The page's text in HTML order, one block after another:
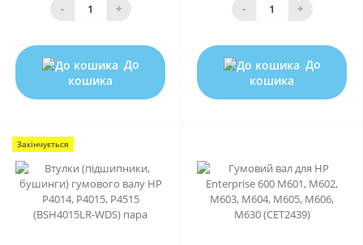
- +
До
кошика
- +
До
кошика
Закінчується